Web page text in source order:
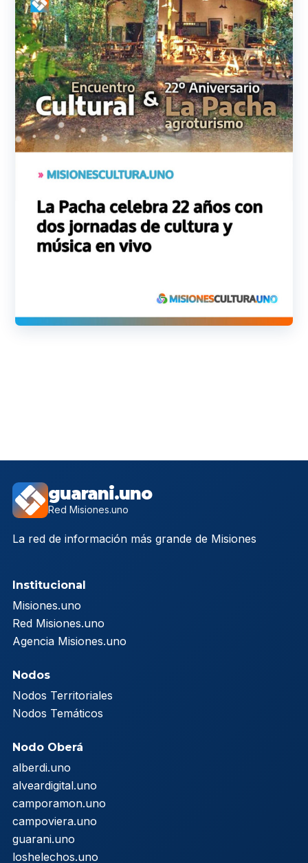
guarani.uno
Red Misiones.uno
La red de información más grande de Misiones
Institucional
Misiones.uno
Red Misiones.uno
Agencia Misiones.uno
Nodos
Nodos Territoriales
Nodos Temáticos
Nodo Oberá
alberdi.uno
alveardigital.uno
camporamon.uno
campoviera.uno
guarani.uno
loshelechos.uno